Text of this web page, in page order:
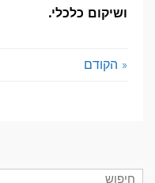
ושיקום כלכלי.
« הקודם